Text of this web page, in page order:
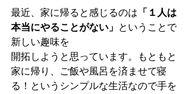
最近、家に帰ると感じるのは 「１人は
本当にやることがない」 ということで
新しい趣味を
開拓しようと思っています。もともと
家に帰り、ご飯や風呂を済ませて寝
る！というシンプルな生活なので手を